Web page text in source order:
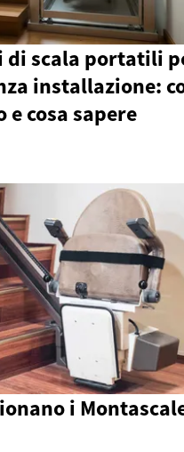
di scala portatili
installazione:
cosa sapere
i